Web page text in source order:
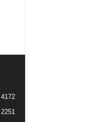
4172
2251